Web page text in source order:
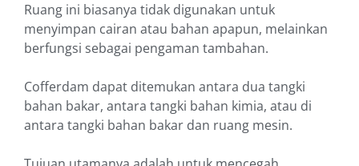
Ruang ini biasanya tidak digunakan untuk
menyimpan cairan atau bahan apapun, melainkan
berfungsi sebagai pengaman tambahan.
Cofferdam dapat ditemukan antara dua tangki
bahan bakar, antara tangki bahan kimia, atau di
antara tangki bahan bakar dan ruang mesin.